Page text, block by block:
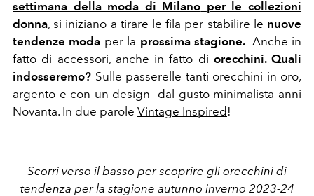
settimana della moda di Milano per le collezioni
donna, si iniziano a tirare le fila per stabilire le nuove
tendenze moda per la prossima stagione. Anche in
fatto di accessori, anche in fatto di orecchini. Quali
indosseremo? Sulle passerelle tanti orecchini in oro,
argento e con un design dal gusto minimalista anni
Novanta. In due parole Vintage Inspired!
Scorri verso il basso per scoprire gli orecchini di
tendenza per la stagione autunno inverno 2023-24